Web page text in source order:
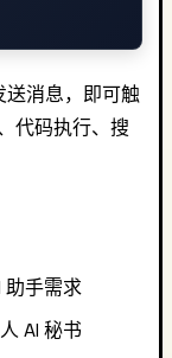
消息，即可触
代码执行、搜
助手需求
AI 秘书